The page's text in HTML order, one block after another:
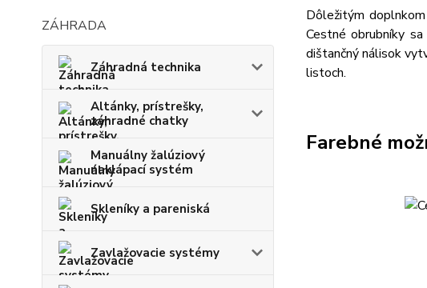
ZÁHRADA
Záhradná technika
Altánky, prístrešky,
záhradné chatky
Manuálny žalúziový
naklápací systém
Skleníky a pareniská
Zavlažovacie systémy
Dôležitým
Cestné obrubníky
dištančný nálisok
listoch.
Farebné